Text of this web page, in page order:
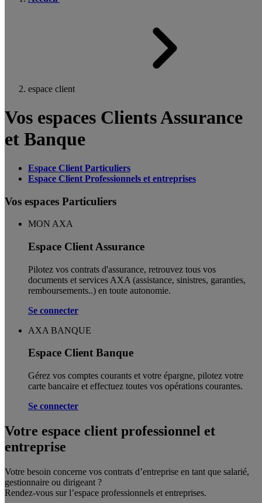
espace client
Vos espaces Clients Assurance
et Banque
Espace Client Particuliers
Espace Client Professionnels et entreprises
Vos espaces Particuliers
MON AXA
Espace Client Assurance
Pilotez vos contrats d'assurance, retrouvez tous vos
documents et services AXA (assistance, sinistres, garanties,
remboursements..) en toute autonomie. ​
Se connecter
AXA BANQUE
Espace Client Banque
Gérez vos comptes courants et votre épargne, pilotez votre
carte bancaire et effectuez toutes vos opérations courantes.
Se connecter
Votre espace client professionnel et
entreprise
Votre besoin concerne vos contrats d’entreprise en tant que salarié,
gestionnaire ou dirigeant ?
Rendez-vous sur l’espace professionnels et entreprises.